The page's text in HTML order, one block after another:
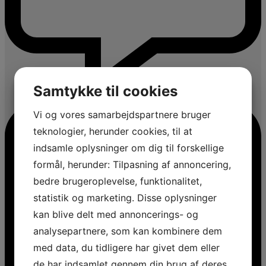
Samtykke til cookies
Vi og vores samarbejdspartnere bruger
teknologier, herunder cookies, til at
indsamle oplysninger om dig til forskellige
formål, herunder: Tilpasning af annoncering,
bedre brugeroplevelse, funktionalitet,
statistik og marketing. Disse oplysninger
kan blive delt med annoncerings- og
analysepartnere, som kan kombinere dem
med data, du tidligere har givet dem eller